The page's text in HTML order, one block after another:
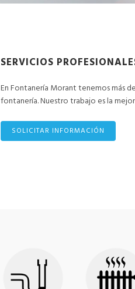
SERVICIOS
En Fontanería Morant tenemos más
fontanería. Nuestro trabajo es la
SOLICITAR INFORMACIÓN